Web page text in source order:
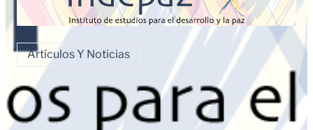
Artículos Y Noticias